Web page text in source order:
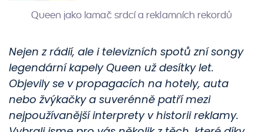
Queen jako lamač srdcí a reklamních rekordů
Nejen z rádií, ale i televizních spotů zní songy
legendární kapely Queen už desítky let.
Objevily se v propagacích na hotely, auta
nebo žvýkačky a suverénně patří mezi
nejpoužívanější interprety v historii reklamy.